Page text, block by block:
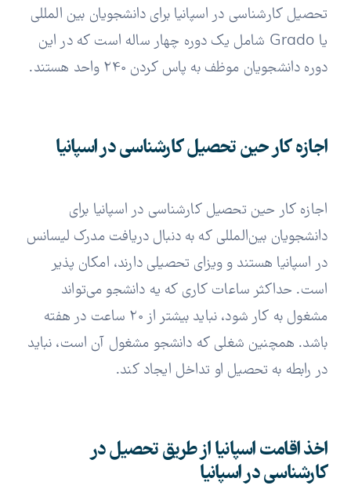
تحصیل کارشناسی در اسپانیا برای دانشجویان بین المللی
یا Grado شامل یک دوره چهار ساله است که در این
دوره دانشجویان موظف به پاس کردن 240 واحد هستند.
اجازه کار حین تحصیل کارشناسی در اسپانیا
اجازه کار حین تحصیل کارشناسی در اسپانیا برای
دانشجویان بین‌المللی که به دنبال دریافت مدرک لیسانس
در اسپانیا هستند و ویزای تحصیلی دارند، امکان پذیر
است. حداکثر ساعات کاری که یه دانشجو می‌تواند
مشغول به کار شود، نباید بیشتر از 20 ساعت در هفته
باشد. همچنین شغلی که دانشجو مشغول آن است، نباید
در رابطه به تحصیل او تداخل ایجاد کند.
اخذ اقامت اسپانیا از طریق تحصیل در
کارشناسی در اسپانیا